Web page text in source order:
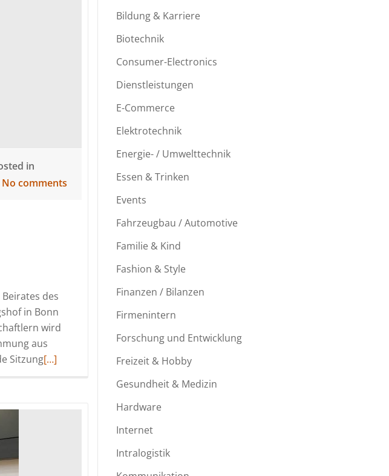
in
No comments
des
in Bonn
wird
aus
SitzungRead
[…]
Bildung & Karriere
Biotechnik
Consumer-Electronics
Dienstleistungen
E-Commerce
Elektrotechnik
Energie- / Umwelttechnik
Essen & Trinken
Events
Fahrzeugbau / Automotive
Familie & Kind
Fashion & Style
Finanzen / Bilanzen
Firmenintern
Forschung und Entwicklung
Freizeit & Hobby
Gesundheit & Medizin
Hardware
Internet
Intralogistik